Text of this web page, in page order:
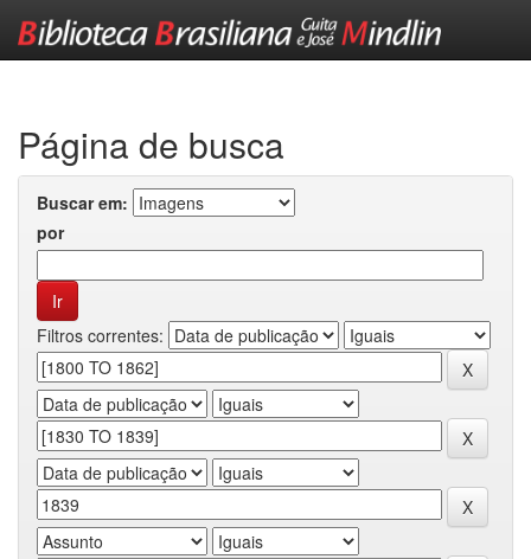
Página de busca
Buscar em:
por
Filtros correntes: